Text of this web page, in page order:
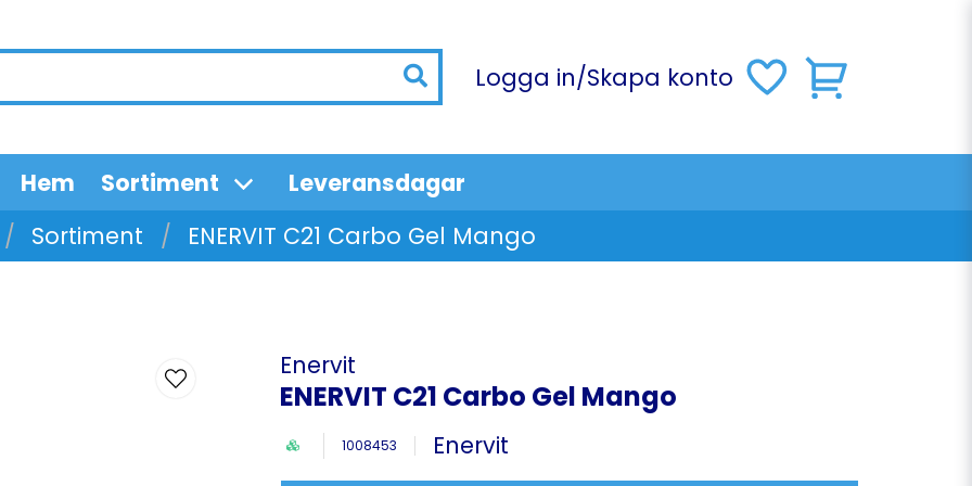
Logga in/Skapa konto
Hem Sortiment
Leveransdagar
Sortiment
ENERVIT C21 Carbo Gel Mango
Enervit
ENERVIT C21 Carbo Gel Mango
1008453 Enervit